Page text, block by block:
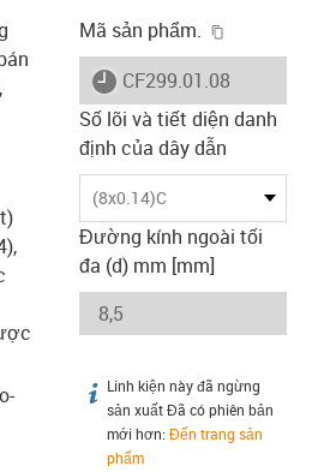
Mã sản phẩm.
igus-icon-lieferzeit
CF299.01.08
Số lõi và tiết diện danh
định của dây dẫn
(8x0.14)C
Đường kính ngoài tối
đa (d) mm [mm]
igus-icon-info
Linh kiện này đã ngừng
sản xuất Đã có phiên bản
mới hơn: Đến trang sản
phẩm